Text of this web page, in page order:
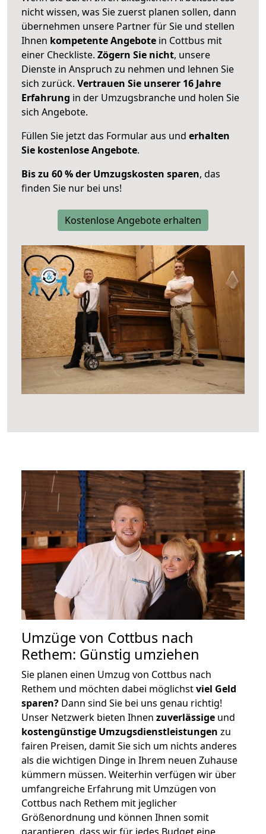
nicht wissen, was Sie zuerst planen sollen, dann
übernehmen unsere Partner für Sie und stellen
Ihnen kompetente Angebote in Cottbus mit
einer Checkliste. Zögern Sie nicht, unsere
Dienste in Anspruch zu nehmen und lehnen Sie
sich zurück. Vertrauen Sie unserer 16 Jahre
Erfahrung in der Umzugsbranche und holen Sie
sich Angebote.
Füllen Sie jetzt das Formular aus und erhalten
Sie kostenlose Angebote.
Bis zu 60 % der Umzugskosten sparen, das
finden Sie nur bei uns!
Kostenlose Angebote erhalten
Umzüge von Cottbus nach
Rethem: Günstig umziehen
Sie planen einen Umzug von Cottbus nach
Rethem und möchten dabei möglichstviel Geld
sparen? Dann sind Sie bei uns genau richtig!
Unser Netzwerk bieten Ihnen zuverlässige und
kostengünstige Umzugsdienstleistungen zu
fairen Preisen, damit Sie sich um nichts anderes
als die wichtigen Dinge in Ihrem neuen Zuhause
kümmern müssen. Weiterhin verfügen wir über
umfangreiche Erfahrung mit Umzügen von
Cottbus nach Rethem mit jeglicher
Größenordnung und können Ihnen somit